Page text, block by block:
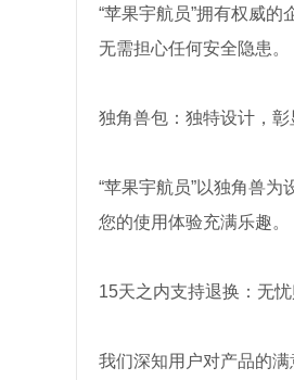
“苹果宇航员”拥有权威
无需担心任何安全隐患。
独角兽包：独特设计，彰
“苹果宇航员”以独角兽
您的使用体验充满乐趣。
15天之内支持退换：无
我们深知用户对产品的